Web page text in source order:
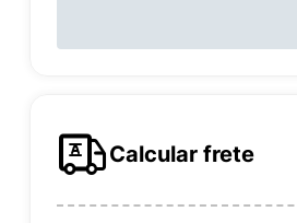
Calcular frete